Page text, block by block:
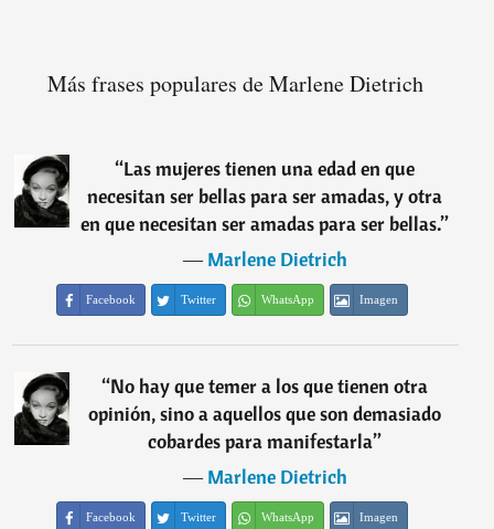
Más frases populares de Marlene Dietrich
“Las mujeres tienen una edad en que
necesitan ser bellas para ser amadas, y otra
en que necesitan ser amadas para ser bellas.”
―Marlene Dietrich
Facebook Twitter WhatsApp Imagen
“No hay que temer a los que tienen otra
opinión, sino a aquellos que son demasiado
cobardes para manifestarla”
―Marlene Dietrich
Facebook Twitter WhatsApp Imagen